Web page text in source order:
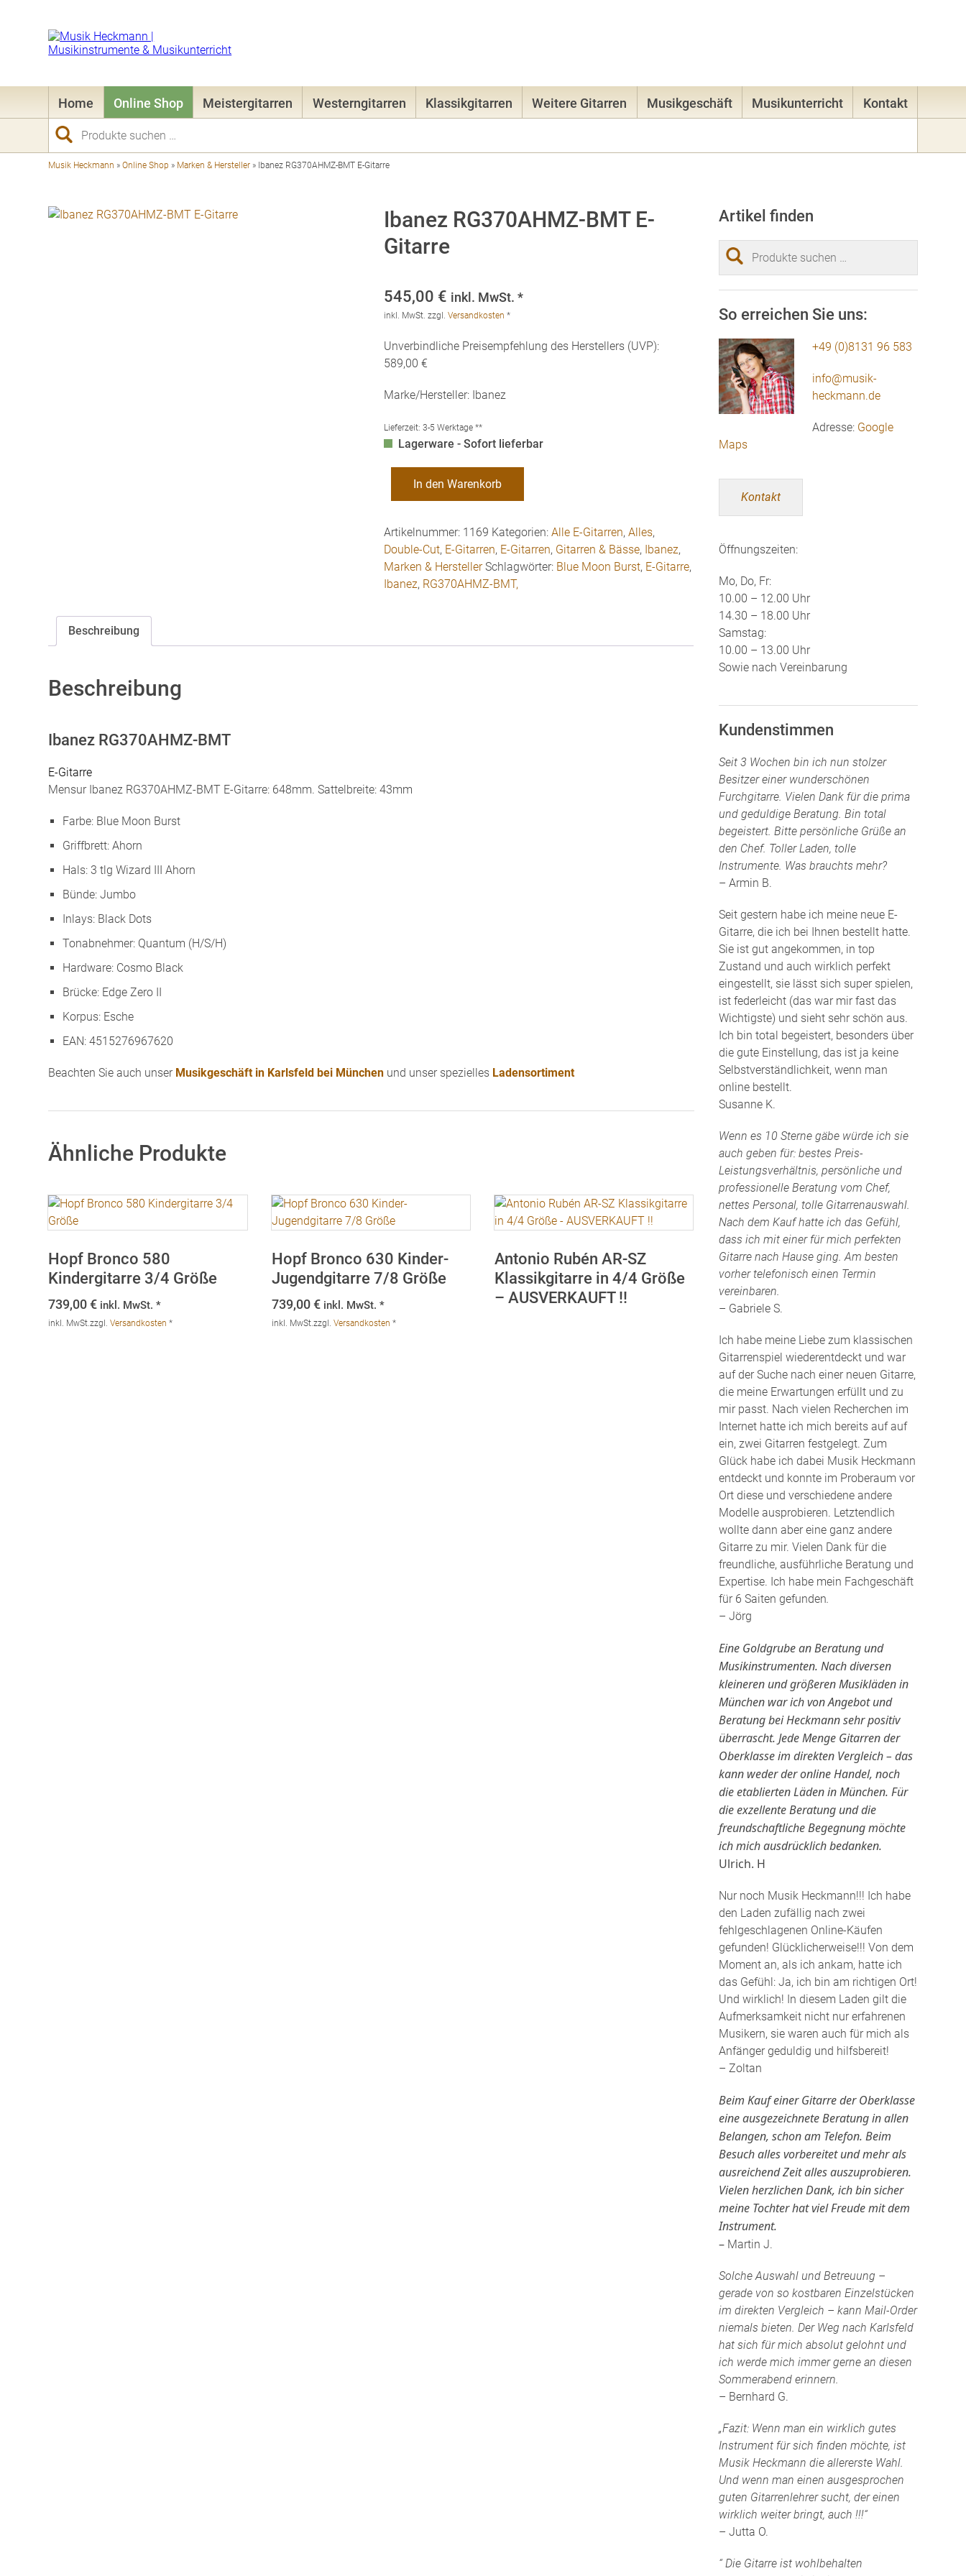
Home Online Shop Meistergitarren Westerngitarren Klassikgitarren Weitere Gitarren Musikgeschäft Musikunterricht Kontakt
Suchen
nach:
Musik Heckmann »Online Shop » Marken & Hersteller » Ibanez RG370AHMZ-BMT E-Gitarre
Ibanez RG370AHMZ-BMT E-
Gitarre
545,00 € inkl. MwSt. *
inkl. MwSt. zzgl.Versandkosten *
Unverbindliche Preisempfehlung des Herstellers (UVP):
589,00 €
Marke/Hersteller: Ibanez
Lieferzeit:3-5 Werktage **
Lagerware - Sofort lieferbar
RG370AHMZ-
E-
Gitarre
Menge
In den Warenkorb
Artikelnummer: 1169 Kategorien:Alle E-Gitarren,Alles,
Double-Cut, E-Gitarren, E-Gitarren, Gitarren & Bässe, Ibanez,
Marken & Hersteller Schlagwörter: Blue Moon Burst, E-Gitarre,
Ibanez, RG370AHMZ-BMT,
Beschreibung
Beschreibung
Ibanez RG370AHMZ-BMT
E-Gitarre
Mensur Ibanez RG370AHMZ-BMT E-Gitarre: 648mm. Sattelbreite: 43mm
Farbe: Blue Moon Burst
Griffbrett: Ahorn
Hals: 3 tlg Wizard III Ahorn
Bünde: Jumbo
Inlays: Black Dots
Tonabnehmer: Quantum (H/S/H)
Hardware: Cosmo Black
Brücke: Edge Zero II
Korpus: Esche
EAN: 4515276967620
Beachten Sie auch unser Musikgeschäft in Karlsfeld bei München und unser spezielles Ladensortiment
Ähnliche Produkte
Hopf Bronco 580
Kindergitarre 3/4 Größe
739,00€ inkl. MwSt. *
inkl. MwSt.zzgl.Versandkosten *
Hopf Bronco 630 Kinder-
Jugendgitarre 7/8 Größe
739,00€ inkl. MwSt. *
inkl. MwSt.zzgl. Versandkosten *
Antonio Rubén AR-SZ
Klassikgitarre in 4/4 Größe
– AUSVERKAUFT !!
Artikel finden
Suchen
nach:
So erreichen Sie uns:
+49 (0)8131 96 583
info@musik-
heckmann.de
Adresse: Google
Maps
Kontakt
Öffnungszeiten:
Mo, Do, Fr:
10.00 – 12.00 Uhr
14.30 – 18.00 Uhr
Samstag:
10.00 – 13.00 Uhr
Sowie nach Vereinbarung
Kundenstimmen
Seit 3 Wochen bin ich nun stolzer
Besitzer einer wunderschönen
Furchgitarre. Vielen Dank für die prima
und geduldige Beratung. Bin total
begeistert. Bitte persönliche Grüße an
den Chef. Toller Laden, tolle
Instrumente. Was brauchts mehr?
– Armin B.
Seit gestern habe ich meine neue E-
Gitarre, die ich bei Ihnen bestellt hatte.
Sie ist gut angekommen, in top
Zustand und auch wirklich perfekt
eingestellt, sie lässt sich super spielen,
ist federleicht (das war mir fast das
Wichtigste) und sieht sehr schön aus.
Ich bin total begeistert, besonders über
die gute Einstellung, das ist ja keine
Selbstverständlichkeit, wenn man
online bestellt.
Susanne K.
Wenn es 10 Sterne gäbe würde ich sie
auch geben für: bestes Preis-
Leistungsverhältnis, persönliche und
professionelle Beratung vom Chef,
nettes Personal, tolle Gitarrenauswahl.
Nach dem Kauf hatte ich das Gefühl,
dass ich mit einer für mich perfekten
Gitarre nach Hause ging. Am besten
vorher telefonisch einen Termin
vereinbaren.
– Gabriele S.
Ich habe meine Liebe zum klassischen
Gitarrenspiel wiederentdeckt und war
auf der Suche nach einer neuen Gitarre,
die meine Erwartungen erfüllt und zu
mir passt. Nach vielen Recherchen im
Internet hatte ich mich bereits auf auf
ein, zwei Gitarren festgelegt. Zum
Glück habe ich dabei Musik Heckmann
entdeckt und konnte im Proberaum vor
Ort diese und verschiedene andere
Modelle ausprobieren. Letztendlich
wollte dann aber eine ganz andere
Gitarre zu mir. Vielen Dank für die
freundliche, ausführliche Beratung und
Expertise. Ich habe mein Fachgeschäft
für 6 Saiten gefunden.
– Jörg
Eine Goldgrube an Beratung und
Musikinstrumenten. Nach diversen
kleineren und größeren Musikläden in
München war ich von Angebot und
Beratung bei Heckmann sehr positiv
überrascht. Jede Menge Gitarren der
Oberklasse im direkten Vergleich – das
kann weder der online Handel, noch
die etablierten Läden in München. Für
die exzellente Beratung und die
freundschaftliche Begegnung möchte
ich mich ausdrücklich bedanken.
Ulrich. H
Nur noch Musik Heckmann!!! Ich habe
den Laden zufällig nach zwei
fehlgeschlagenen Online-Käufen
gefunden! Glücklicherweise!!! Von dem
Moment an, als ich ankam, hatte ich
das Gefühl: Ja, ich bin am richtigen Ort!
Und wirklich! In diesem Laden gilt die
Aufmerksamkeit nicht nur erfahrenen
Musikern, sie waren auch für mich als
Anfänger geduldig und hilfsbereit!
– Zoltan
Beim Kauf einer Gitarre der Oberklasse
eine ausgezeichnete Beratung in allen
Belangen, schon am Telefon. Beim
Besuch alles vorbereitet und mehr als
ausreichend Zeit alles auszuprobieren.
Vielen herzlichen Dank, ich bin sicher
meine Tochter hat viel Freude mit dem
Instrument.
– Martin J.
Solche Auswahl und Betreuung –
gerade von so kostbaren Einzelstücken
im direkten Vergleich – kann Mail-Order
niemals bieten. Der Weg nach Karlsfeld
hat sich für mich absolut gelohnt und
ich werde mich immer gerne an diesen
Sommerabend erinnern.
– Bernhard G.
„Fazit: Wenn man ein wirklich gutes
Instrument für sich finden möchte, ist
Musik Heckmann die allererste Wahl.
Und wenn man einen ausgesprochen
guten Gitarrenlehrer sucht, der einen
wirklich weiter bringt, auch !!!“
– Jutta O.
“ Die Gitarre ist wohlbehalten